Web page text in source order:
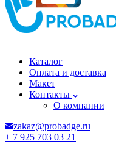
Каталог
Оплата и доставка
Макет
Контакты
О компании
zakaz@probadge.ru
+ 7 925 703 03 21